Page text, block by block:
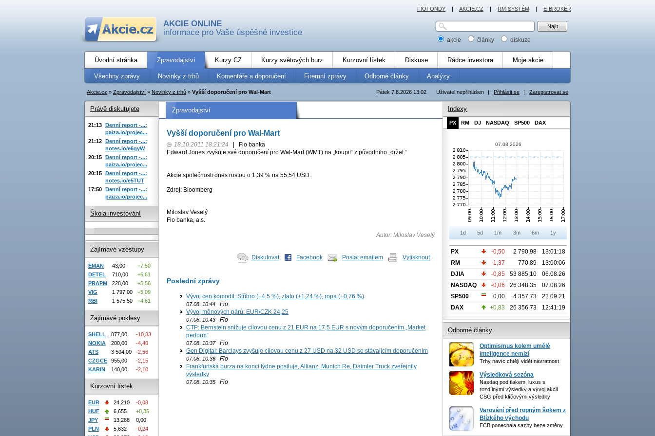
AKCIE ONLINE
informace pro Vaše úspěšné investice
akcie články diskuze
Úvodní stránka Zpravodajství Kurzy CZ Kurzy světových burz Kurzovní lístek Diskuse Rádce investora Moje akcie
Všechny zprávy Novinky z trhů Komentáře a doporučení Firemní zprávy Odborné články Analýzy
Uživatel nepřihlášen | Přihlásit se | Zaregistrovat se
Pátek 7.8.2026 13:02
Akcie.cz » Zpravodajství » Novinky z trhů » Vyšší doporučení pro Wal-Mart
Zpravodajství
Vyšší doporučení pro Wal-Mart
18.10.2011 18:21:24
Fio banka
Edward Jones zvyšuje své doporučení pro Wal-Mart (WMT) na „koupit“ z původního „držet.“
Akcie společnosti dnes rostou o 1,39 % na 55,54 USD.
Zdroj: Bloomberg
Miloslav Veselý
Fio banka, a.s.
Autor: Miloslav Veselý
Diskutovat Facebook Poslat emailem Vytisknout
Poslední zprávy
Vývoj cen komodit: Stříbro (+4,5 %), zlato (+1,24 %), ropa (+0,76 %)
07.08. 10:44 Fio
Vývoj měnových párů: EUR/CZK 24,25
07.08. 10:43 Fio
CTP: Bernstein snižuje cílovou cenu z 21 EUR na 17,5 EUR s novým doporučením „Market
perform“
07.08. 10:37Fio
Gen Digital: Barclays zvyšuje cílovou cenu z 27 USD na 32 USD se stávajícím doporučením
07.08. 10:36 Fio
Frankfurtská burza na konci týdne posiluje, Allianz, Munich Re, Daimler Truck zveřejnily
výsledky
07.08. 10:35 Fio
Právě diskutujete
21:13 Denní report -...:
paiza.io/projec...
21:12 Denní report -...:
notes.io/e6qyW
20:15 Denní report -...:
paiza.io/projec...
20:15 Denní report -...:
notes.io/e5TUT
17:50 Denní report -...:
paiza.io/projec...
Škola investování
Zajímavé vzestupy
EMAN 43,00
+7,50
DETEL
710,00
+6,61
PRAPM
228,00
+5,56
VIG
1 797,00
+5,09
RBI
1 575,50 +4,61
Zajímavé poklesy
SHELL 877,00
-10,33
NOKIA
200,00
-4,40
ATS
3 504,00
-2,56
CZGCE
955,00
-2,15
KARIN
140,00 -2,10
Kurzovní lístek
EUR 24,210
-0,08
HUF
6,655
+0,35
JPY
13,288
0,00
PLN
5,632
-0,24
Indexy
PX RM DJ NASDAQ SP500 DAX
07.08.2026
1d 5d 1m 3m 6m 1y
PX -0,50 2 790,98
13:01:18
RM
-1,37 770,89
13:00:06
DJIA
-0,85 53 885,10
06.08.26
NASDAQ
-0,06 26 348,35
07.08.26
SP500
0,00 4 357,73
22.09.21
DAX
+0,83 26 356,73 12:41:19
Odborné články
Optimismus kolem umělé
inteligence nemizí
Trhy navíc chtějí vidět návratnost
Výsledková sezóna
Nasdaq pod tlakem, luxus s
rozdílnými výsledky a vývoj akcií
CSG před klíčovými výsledky
Varování před ropným šokem z
Blízkého východu
ECB ponechala sazby beze změny
FIOFONDY | AKCIE.CZ | RM-SYSTÉM | E-BROKER